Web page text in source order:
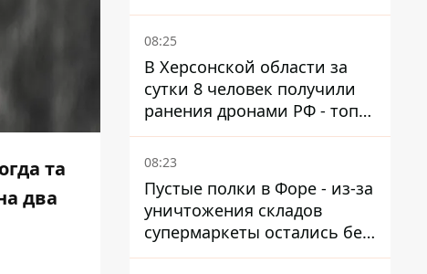
та
два
деньги, и получил 3 тыс.
грн морального вреда
08:25
В Херсонской области за
сутки 8 человек получили
ранения дронами РФ - топ
опасных районов
08:23
Пустые полки в Форе - из-за
уничтожения складов
супермаркеты остались без
ассортимента